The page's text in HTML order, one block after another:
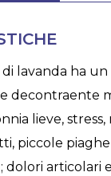
di lavanda ha
decontraente
lieve,
piccole
dolori articolari